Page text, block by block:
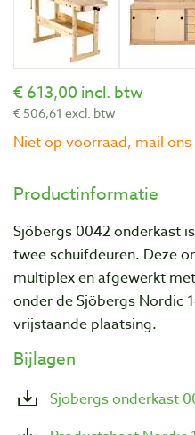
613,00 incl. btw
506,61 excl. btw
Niet op voorraad, mail
Productinformatie
Sjöbergs 0042 onderkast
twee schuifdeuren. Deze
multiplex en afgewerkt
onder de Sjöbergs Nordic
vrijstaande plaatsing.
Bijlagen
Sjobergs onderkast